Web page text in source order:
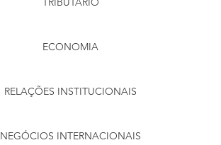
ECONOMIA
RELAÇÕES INSTITUCIONAIS
NEGÓCIOS INTERNACIONAIS